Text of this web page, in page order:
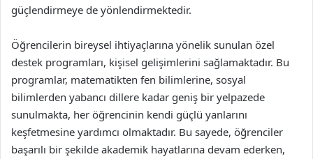
güçlendirmeye de yönlendirmektedir.
Öğrencilerin bireysel ihtiyaçlarına yönelik sunulan özel
destek programları, kişisel gelişimlerini sağlamaktadır. Bu
programlar, matematikten fen bilimlerine, sosyal
bilimlerden yabancı dillere kadar geniş bir yelpazede
sunulmakta, her öğrencinin kendi güçlü yanlarını
keşfetmesine yardımcı olmaktadır. Bu sayede, öğrenciler
başarılı bir şekilde akademik hayatlarına devam ederken,